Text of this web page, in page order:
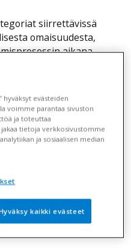
siirrettävissä
omaisuudesta,
aikana
tietoluokat, jotka eivät
tiedot:
hyväksyt evästeiden
voimme parantaa sivuston
ja toteuttaa
tietoja verkkosivustomme
ja sosiaalisen median
kaikki evästeet